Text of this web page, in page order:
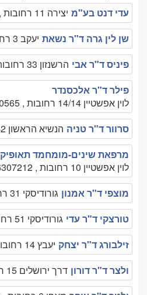
עדי דנט בע"מ יצירה 11 רחובות ,
שן לין גרה ד"ר נשאת יעקב 3 רחובות , 089462776
פיניס ד"ר אבי הרשנזון 33 רחובות , 089456797
פילר ד"ר אלכסנדר
לוין אפשטיין 14/14 רחובות , 0523060565
סרוור ד"ר טניה הנשיא הראשון 42 רחובות , 089467655
מרפאת שינים-מומחמד תאופיק
לוין אפשטיין 10 רחובות , 0526307212
מוצפי ד"ר אמנון גורודיסקי 31 רחובות , 089491802
טורצקי ד"ר עדי גורודיסקי 51 רחובות , 089450220
זילבורג ד"ר יצחק יעבץ 14 רחובות , 089472914
ולצר ד"ר דורון דרך ירושלים 15 רחובות , 089457774